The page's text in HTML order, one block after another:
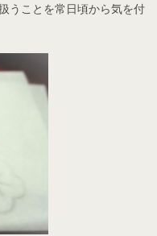
うことを常日頃から気を付